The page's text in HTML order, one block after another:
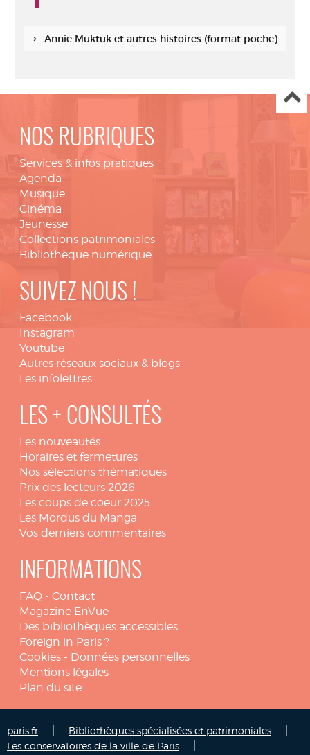
Annie Muktuk et autres histoires (format poche)
NOS RUBRIQUES
Services & infos pratiques
Agenda
Musique
Cinéma
Jeunesse
Collections patrimoniales
Bibliothèque numérique
SUIVEZ NOUS !
Facebook
Instagram
Youtube
Autres réseaux sociaux & blogs
Les infolettres
LES + CONSULTÉS
Les nouveautés
Horaires et fermetures
Nos sélections thématiques
Prix des lecteurs 2026
Les coups de coeur 2025
Les Mordus du Manga
Vos derniers commentaires
INFORMATIONS
FAQ - Contact
Magazine EnVue
Des bibliothèques accessibles
Foreign in Paris ?
Cookies - Données personnelles
Mentions légales
Plan du site
paris.fr Bibliothèques spécialisées et patrimoniales
Les conservatoires de la ville de Paris